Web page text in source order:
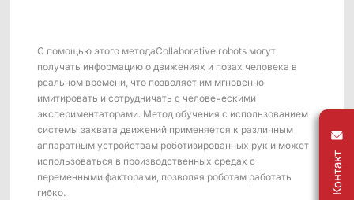
С помощью этого методаCollaborative robots могут
получать информацию о движениях и позах человека в
реальном времени, что позволяет им мгновенно
имитировать и сотрудничать с человеческими
экспериментаторами. Метод обучения с использованием
системы захвата движений применяется к различным
аппаратным устройствам роботизированных рук и может
использоваться в производственных средах с
переменными факторами, позволяя роботам работать
гибко.
Контакт